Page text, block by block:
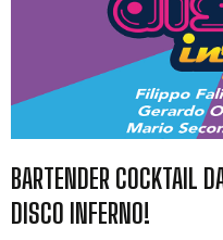
BARTENDER COCKTAIL
DISCO INFERNO!